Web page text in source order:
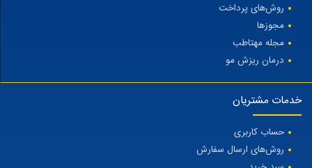
روش‌های پرداخت
مجوزها
مجله مهتاطب
درمان ریزش مو
خدمات مشتریان
حساب کاربری
روش‌های ارسال سفارش